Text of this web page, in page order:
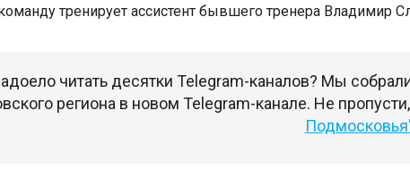
тренирует ассистент бывшего тренера Владимир
читать десятки Telegram-каналов? Мы
региона в новом Telegram-канале. Не